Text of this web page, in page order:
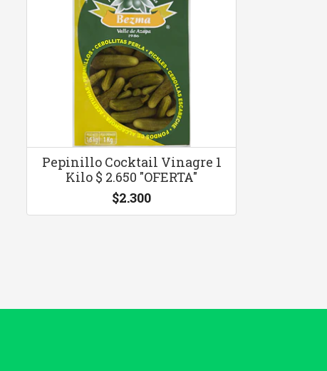
Pepinillo Cocktail Vinagre 1
Kilo $ 2.650 "OFERTA"
$2.300